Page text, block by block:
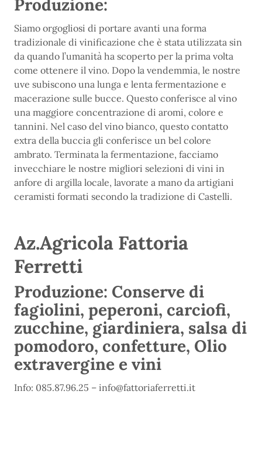
Produzione:
Siamo orgogliosi di portare avanti una forma
tradizionale di vinificazione che è stata utilizzata sin
da quando l’umanità ha scoperto per la prima volta
come ottenere il vino. Dopo la vendemmia, le nostre
uve subiscono una lunga e lenta fermentazione e
macerazione sulle bucce. Questo conferisce al vino
una maggiore concentrazione di aromi, colore e
tannini. Nel caso del vino bianco, questo contatto
extra della buccia gli conferisce un bel colore
ambrato. Terminata la fermentazione, facciamo
invecchiare le nostre migliori selezioni di vini in
anfore di argilla locale, lavorate a mano da artigiani
ceramisti formati secondo la tradizione di Castelli.
Az.Agricola Fattoria
Ferretti
Produzione: Conserve di
fagiolini, peperoni, carciofi,
zucchine, giardiniera, salsa di
pomodoro, confetture, Olio
extravergine e vini
Info: 085.87.96.25 – info@fattoriaferretti.it